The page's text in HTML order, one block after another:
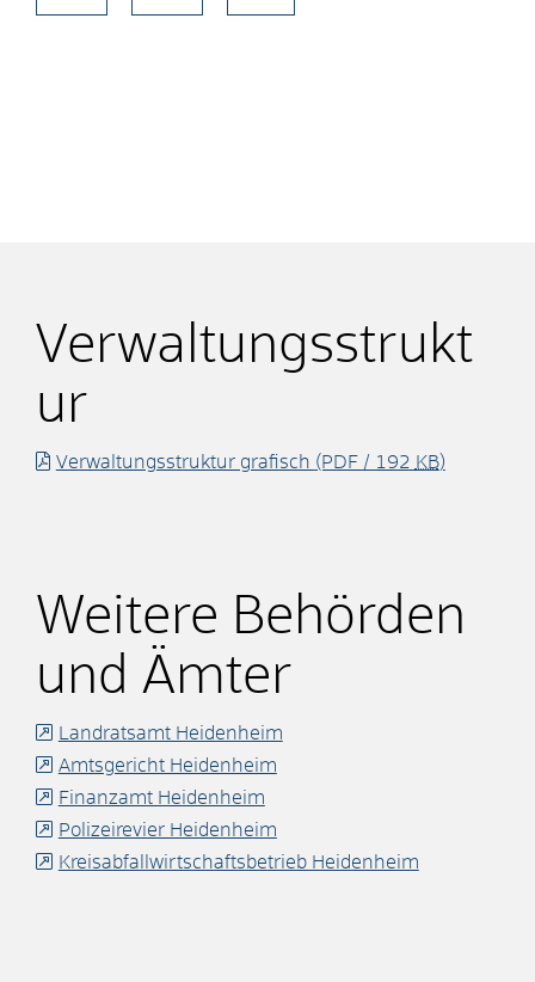
Verwaltungsstrukt
ur
Verwaltungsstruktur grafisch (PDF / 192 KB)
Weitere Behörden
und Ämter
Landratsamt Heidenheim
Amtsgericht Heidenheim
Finanzamt Heidenheim
Polizeirevier Heidenheim
Kreisabfallwirtschaftsbetrieb Heidenheim